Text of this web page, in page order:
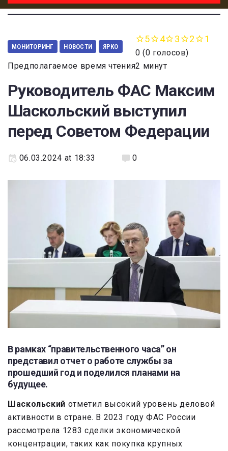
МОНИТОРИНГ НОВОСТИ ЯРКО
5 4 3 2 1
0 (0 голосов)
Предполагаемое время чтения2 минут
Руководитель ФАС Максим
Шаскольский выступил
перед Советом Федерации
06.03.2024 at 18:33 0
В рамках “правительственного часа” он
представил отчет о работе службы за
прошедший год и поделился планами на
будущее.
Шаскольский отметил высокий уровень деловой
активности в стране. В 2023 году ФАС России
рассмотрела 1283 сделки экономической
концентрации, таких как покупка крупных